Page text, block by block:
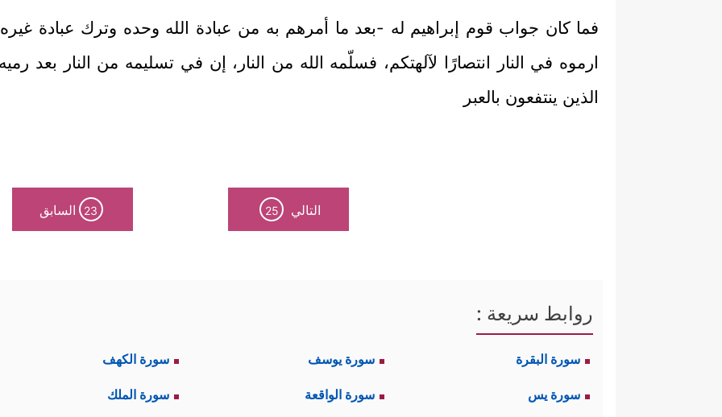
فما كان جواب قوم إبراهيم له -بعد ما أمرهم به من عبادة الله وحده وترك عبادة غيره
ارموه في النار انتصارًا لآلهتكم، فسلّمه الله من النار، إن في تسليمه من النار بعد
الذين ينتفعون بالعبر
التالي 25
23 السابق
روابط سريعة :
سورة البقرة سورة يوسف سورة الكهف
سورة يس سورة الواقعة سورة الملك